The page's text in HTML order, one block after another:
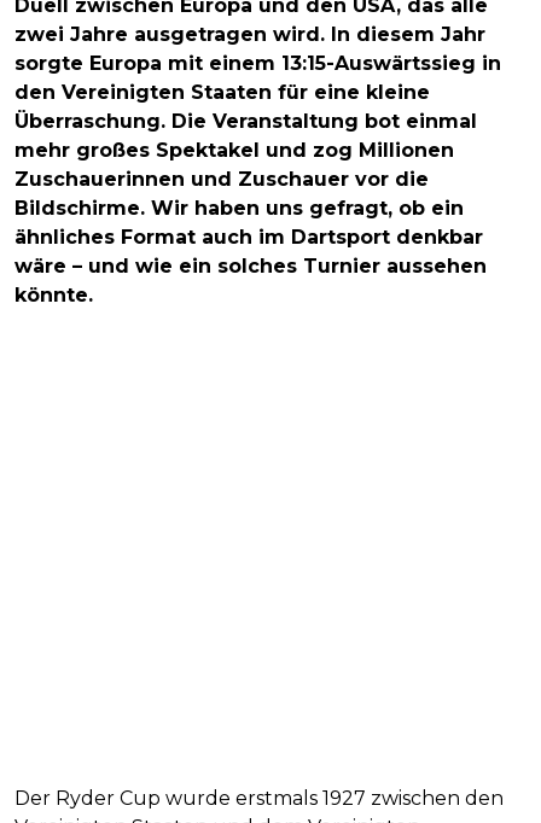
Duell zwischen Europa und den USA, das alle
zwei Jahre ausgetragen wird. In diesem Jahr
sorgte Europa mit einem 13:15-Auswärtssieg in
den Vereinigten Staaten für eine kleine
Überraschung. Die Veranstaltung bot einmal
mehr großes Spektakel und zog Millionen
Zuschauerinnen und Zuschauer vor die
Bildschirme. Wir haben uns gefragt, ob ein
ähnliches Format auch im Dartsport denkbar
wäre – und wie ein solches Turnier aussehen
könnte.
Der Ryder Cup wurde erstmals 1927 zwischen den